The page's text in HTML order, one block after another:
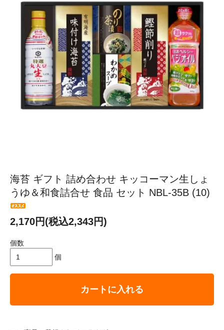
海苔 ギフト 詰め合わせ キッコーマン生しょ
うゆ＆和食詰合せ 食品 セット NBL-35B (10)
2,170円(税込2,343円)
個数
個
カートに入れる